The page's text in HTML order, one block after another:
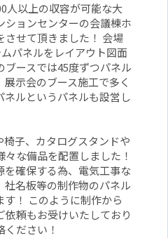
人以上の収容が可能な大
ションセンターの会議棟ホ
させて頂きました！ 会場
パネルをレイアウト図面
ースでは45度ずつパネル
示会のブース施工で多く
ルというパネルも設営し
子、カタログスタンドや
な備品を配置しました！
を確保する為、電気工事な
社名板等の制作物のパネル
！ このように制作から
頼もお受けいたしており
ださい！